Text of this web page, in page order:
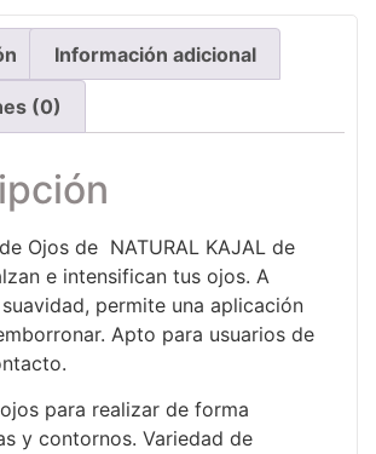
Información adicional
(0)
Ojos de NATURAL KAJAL de
e intensifican tus ojos. A
permite una aplicación
Apto para usuarios de
para realizar de forma
y contornos. Variedad de